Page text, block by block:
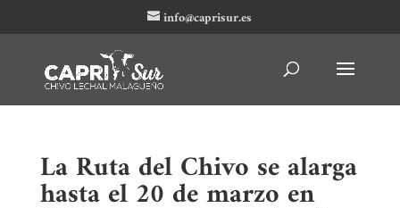
info@caprisur.es
La Ruta del Chivo se alarga
hasta el 20 de marzo en